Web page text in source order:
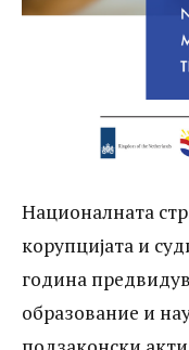
не подлежат
набавки, им
да бидат
за начинот
Националната
корупцијата и
година
образование и